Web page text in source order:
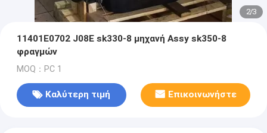
3/3
11401E0702 J08E sk330-8 μηχανή Assy sk350-8
φραγμών
MOQ：PC 1
Καλύτερη τιμή Επικοινωνήστε